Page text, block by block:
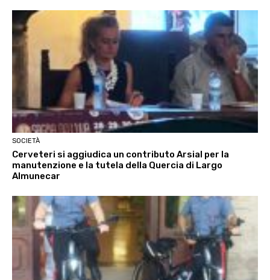
SOCIETÀ
Cerveteri si aggiudica un contributo Arsial per la
manutenzione e la tutela della Quercia di Largo
Almunecar